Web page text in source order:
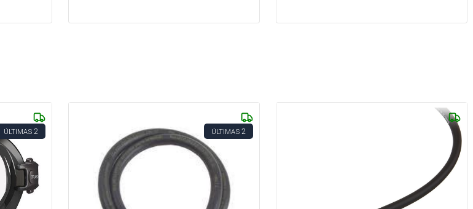
ÚLTIMAS 2 ÚLTIMAS 2